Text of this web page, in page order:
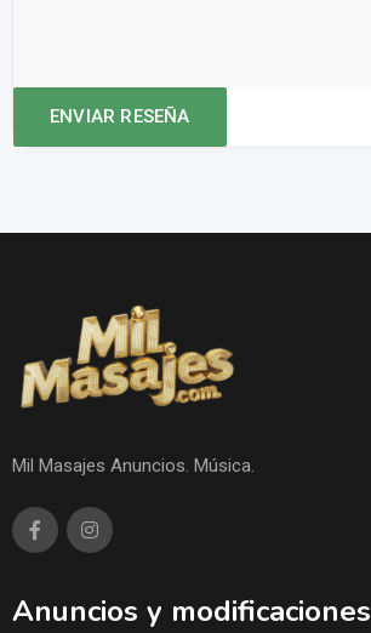
Mil Masajes Anuncios. Música.
Anuncios y modificaciones